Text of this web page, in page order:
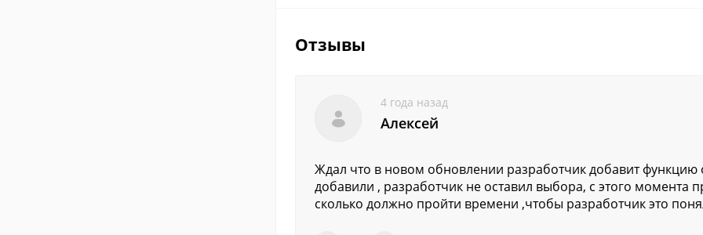
Отзывы
4 года назад
Алексей
Ждал что в новом обновлении разработчик добавит функцию
добавили , разработчик не оставил выбора, с этого момента
сколько должно пройти времени ,чтобы разработчик это